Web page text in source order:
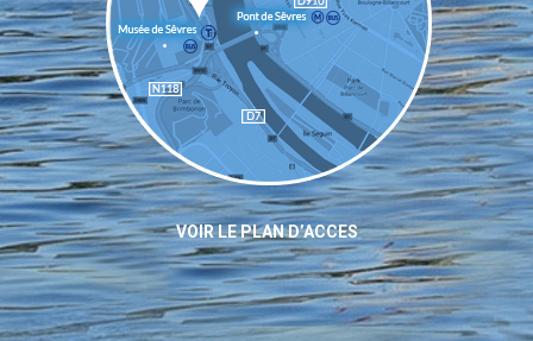
VOIR LE PLAN D’ACCES